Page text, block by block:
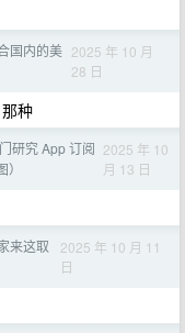
国内的美 2025 年 10 月
28 日
种
研究 App 订阅 2025 年 10
月 13 日
来这取
2025 年 10 月 11
日